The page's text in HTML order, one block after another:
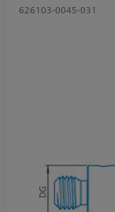
626103-0045-031